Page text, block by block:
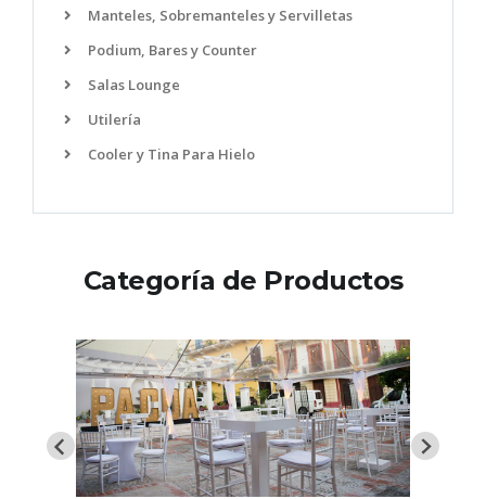
Manteles, Sobremanteles y Servilletas
Podium, Bares y Counter
Salas Lounge
Utilería
Cooler y Tina Para Hielo
Categoría de Productos